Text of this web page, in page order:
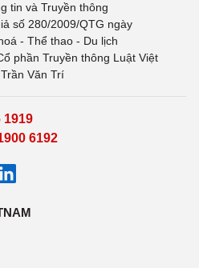
tin và Truyền thông
số 280/2009/QTG ngày
- Thể thao - Du lịch
phần Truyền thông Luật Việt
Văn Trí
1919
6192